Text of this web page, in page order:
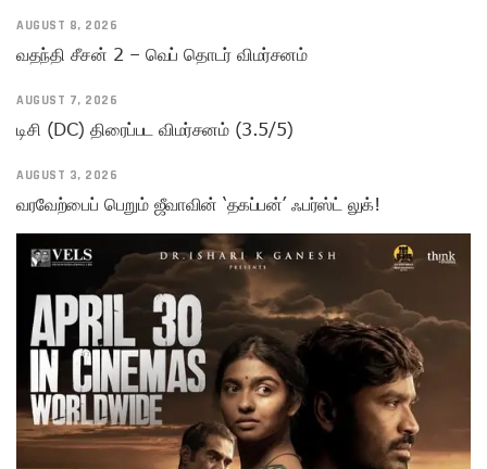
AUGUST 8, 2026
வதந்தி சீசன் 2 – வெப் தொடர் விமர்சனம்
AUGUST 7, 2026
டிசி (DC) திரைப்பட விமர்சனம் (3.5/5)
AUGUST 3, 2026
வரவேற்பைப் பெறும் ஜீவாவின் ‘தகப்பன்’ ஃபர்ஸ்ட் லுக்!